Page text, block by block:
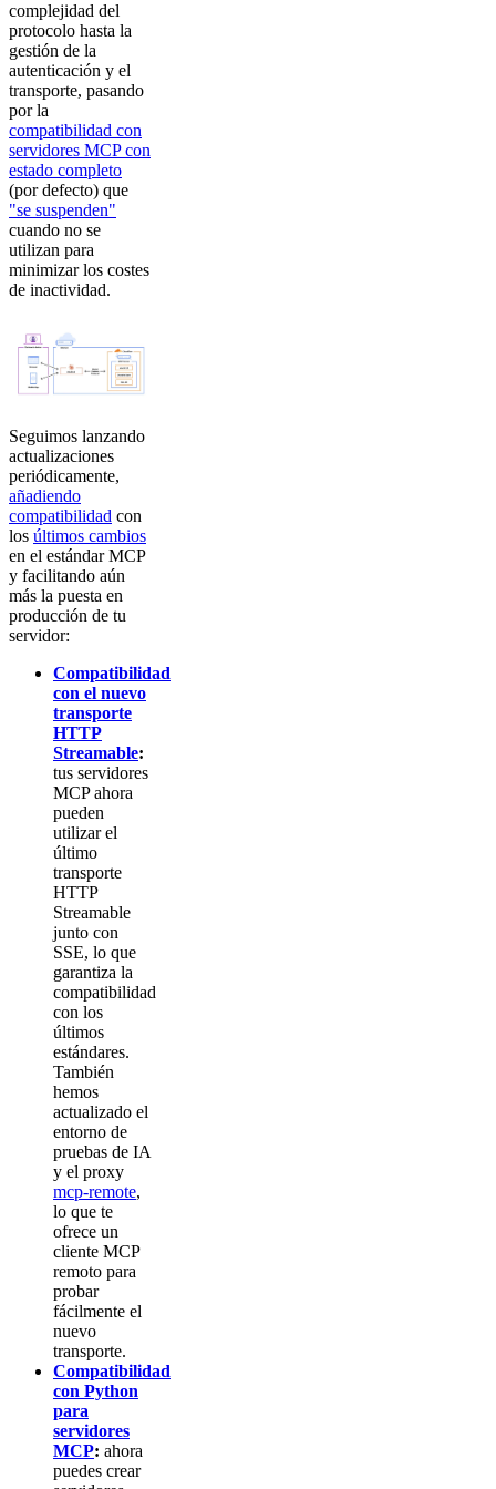
complejidad del
protocolo hasta la
gestión de la
autenticación y el
transporte, pasando
por la
compatibilidad con
servidores MCP con
estado completo
(por defecto) que
"se suspenden"
cuando no se
utilizan para
minimizar los costes
de inactividad.
Seguimos lanzando
actualizaciones
periódicamente,
añadiendo
compatibilidad con
los últimos cambios
en el estándar MCP
y facilitando aún
más la puesta en
producción de tu
servidor:
Compatibilidad
con el nuevo
transporte
HTTP
Streamable:
tus servidores
MCP ahora
pueden
utilizar el
último
transporte
HTTP
Streamable
junto con
SSE, lo que
garantiza la
compatibilidad
con los
últimos
estándares.
También
hemos
actualizado el
entorno de
pruebas de IA
y el proxy
mcp-remote,
lo que te
ofrece un
cliente MCP
remoto para
probar
fácilmente el
nuevo
transporte.
Compatibilidad
con Python
para
servidores
MCP: ahora
puedes crear